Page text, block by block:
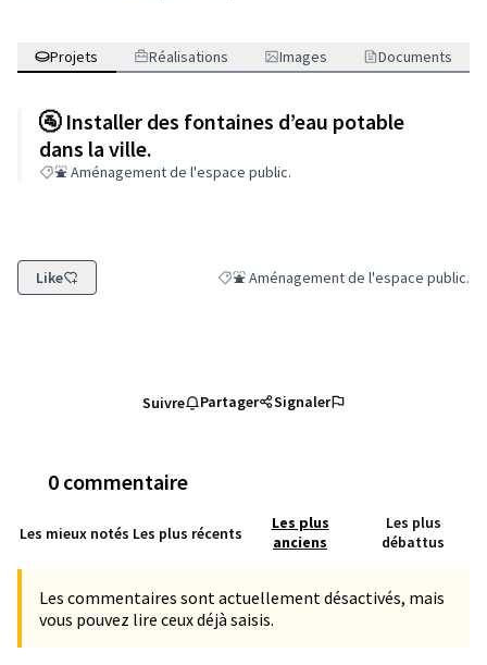
Projets Réalisations Images Documents
🚰 Installer des fontaines d’eau potable
dans la ville.
⛲ Aménagement de l'espace public.
Like Filtrer les résultats de la catégorie : ⛲
⛲ Aménagement de l'espace public.
Suivre Partager Signaler
0 commentaire
Les mieux notés Les plus récents
Les plus
anciens
Les plus
débattus
Les commentaires sont actuellement désactivés, mais
vous pouvez lire ceux déjà saisis.